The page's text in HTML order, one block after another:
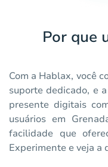
Por que
Com a Hablax, você
suporte dedicado, e
presente digitais
usuários em
facilidade que
Experimente e veja a